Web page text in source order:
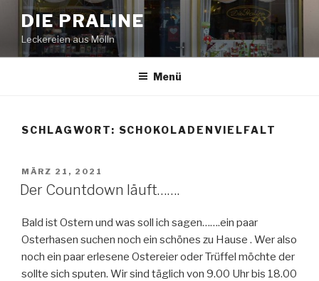
Inhalt
springen
DIE PRALINE
Leckereien aus Mölln
Menü
SCHLAGWORT: SCHOKOLADENVIELFALT
VERÖFFENTLICHT
AM
MÄRZ 21, 2021
Der Countdown läuft…….
Bald ist Ostern und was soll ich sagen…….ein paar
Osterhasen suchen noch ein schönes zu Hause . Wer also
noch ein paar erlesene Ostereier oder Trüffel möchte der
sollte sich sputen. Wir sind täglich von 9.00 Uhr bis 18.00